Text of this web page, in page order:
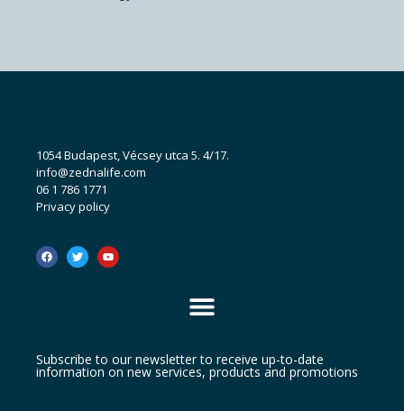
1054 Budapest, Vécsey utca 5. 4/17.
info@zednalife.com
06 1 786 1771
Privacy policy
Subscribe to our newsletter to receive up-to-date
information on new services, products and promotions